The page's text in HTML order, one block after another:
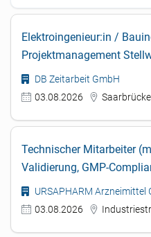
Elektroingenieur:in /
Projektmanagement
DB Zeitarbeit GmbH
03.08.2026
Technischer Mitarbeiter
Validierung, GMP-
URSAPHARM Arzneimittel
03.08.2026